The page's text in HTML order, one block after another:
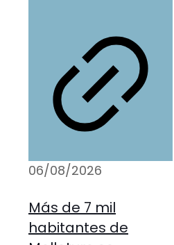
06/08/2026
Más de 7 mil
habitantes de